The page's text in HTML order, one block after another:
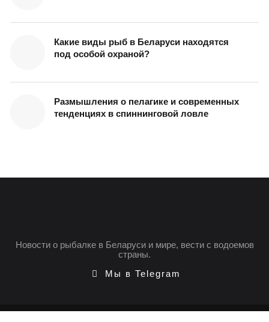
Какие виды рыб в Беларуси находятся
под особой охраной?
Размышления о пелагике и современных
тенденциях в спиннинговой ловле
Новости о рыбалке в Беларуси и мире, вести с водоемов
страны.
Мы в Telegram